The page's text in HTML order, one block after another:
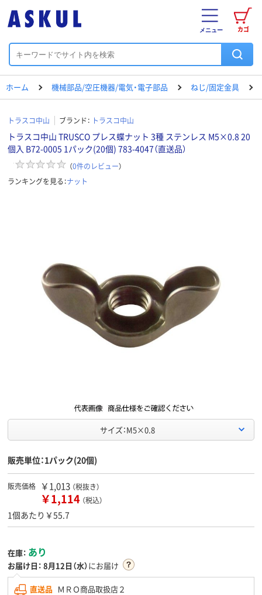
カゴ
メニュー
ホーム 機械部品/空圧機器/電気・電子部品 ねじ/固定金具
トラスコ中山 ブランド： トラスコ中山
トラスコ中山 TRUSCO プレス蝶ナット 3種 ステンレス M5×0.8 20
個入 B72-0005 1パック(20個) 783-4047（直送品）
（0件のレビュー）
ランキングを見る：ナット
サイズ：M5×0.8
販売単位：1パック(20個)
販売価格 ￥1,013 （税抜き）
￥1,114 （税込）
1個あたり￥55.7
在庫： あり
お届け日： 8月12日（水）にお届け
直送品 ＭＲＯ商品取扱店２